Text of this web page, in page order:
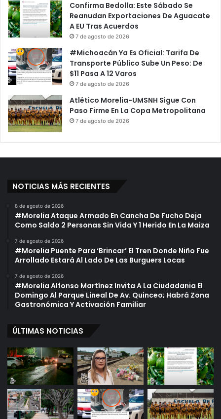
Confirma Bedolla: Este Sábado Se
Reanudan Exportaciones De Aguacate
A EU Tras Acuerdos
7 de agosto de 2026
#Michoacán Ya Es Oficial: Tarifa De
Transporte Público Sube Un Peso: De
$11 Pasa A 12 Varos
7 de agosto de 2026
Atlético Morelia-UMSNH Sigue Con
Paso Firme En La Copa Metropolitana
7 de agosto de 2026
NOTICIAS MÁS RECIENTES
8 de agosto de 2026
#Morelia Ataque Armado En Cancha De Fucho Deja
Como Saldo 2 Personas Sin Vida Y 1 Herido En La Maiza
7 de agosto de 2026
#Morelia Puente Para ‘Brincar’ El Tren Donde Niño Fue
Arrollado Estará Al Lado De Las Burguers Locas
7 de agosto de 2026
#Morelia Alfonso Martínez Invita A La Ciudadania El
Domingo Al Parque Lineal De Av. Quinceo; Habrá Zona
Gastronómica Y Activación Familiar
ÚLTIMAS NOTICIAS